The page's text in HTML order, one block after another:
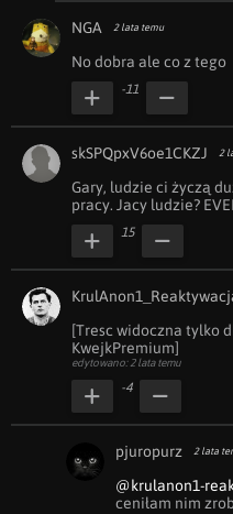
NGA 2 lata temu
No dobra ale co z tego
-11
skSPQpxV6oe1CKZJ 2
Gary, ludzie ci życzą
pracy. Jacy ludzie?
15
[Tresc widoczna tylko
KwejkPremium]
edytowano: 2 lata temu
-4
pjuropurz 2 lata
@krulanon1-
ceniłam nim